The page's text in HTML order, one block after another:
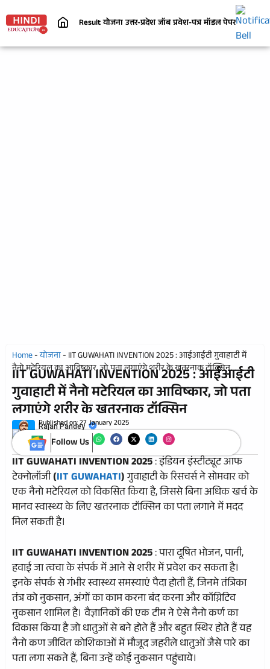
Result योजना उत्तर-प्रदेशजॉबप्रवेश-पत्रमॉडल पेपर निबंध
Home-योजना- IIT GUWAHATI INVENTION 2025 : आईआईटी गुवाहाटी में
नैनो मटेरियल का आविष्कार, जो पता लगाएंगे शरीर के खतरनाक टॉक्सिन
IIT GUWAHATI INVENTION 2025 : आईआईटी
गुवाहाटी में नैनो मटेरियल का आविष्कार, जो पता
लगाएंगे शरीर के खतरनाक टॉक्सिन
Rajan Pandey
Published on:27 January 2025
Follow Us
IIT GUWAHATI INVENTION 2025: इंडियन इंस्टीट्यूट आफ
टेक्नोलॉजी(IIT GUWAHATI)गुवाहाटी के रिसचर्स ने सोमवार को
एक नैनो मटेरियल को विकसित किया है, जिससे बिना अधिक खर्च के
मानव स्वास्थ्य के लिए खतरनाक टॉक्सिन का पता लगाने में मदद
मिल सकती है।
IIT GUWAHATI INVENTION 2025: पारा दूषित भोजन, पानी,
हवाई जा त्वचा के संपर्क में आने से शरीर में प्रवेश कर सकता है।
इनके संपर्क से गंभीर स्वास्थ्य समस्याएं पैदा होती हैं, जिनमे तंत्रिका
तंत्र को नुकसान, अंगों का काम करना बंद करना और कॉग्निटिव
नुकसान शामिल है। वैज्ञानिकों की एक टीम ने ऐसे नैनो कर्ण का
विकास किया है जो धातुओं से बने होते हैं और बहुत स्थिर होते हैं यह
नैनो कण जीवित कोशिकाओं में मौजूद जहरीले धातुओं जैसे पारे का
पता लगा सकते हैं, बिना उन्हें कोई नुकसान पहुंचाये।